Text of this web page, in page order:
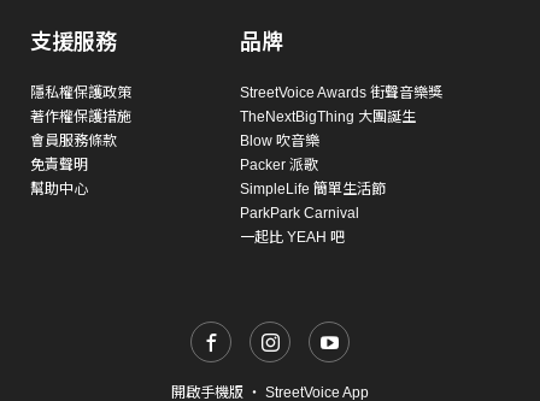
支援服務
隱私權保護政策
著作權保護措施
會員服務條款
免責聲明
幫助中心
品牌
StreetVoice Awards 街聲音樂獎
TheNextBigThing 大團誕生
Blow 吹音樂
Packer 派歌
SimpleLife 簡單生活節
ParkPark Carnival
一起比 YEAH 吧
開啟手機版 ・ StreetVoice App